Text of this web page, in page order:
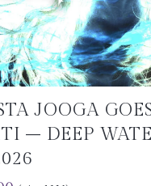
JOOGA
– DEEP